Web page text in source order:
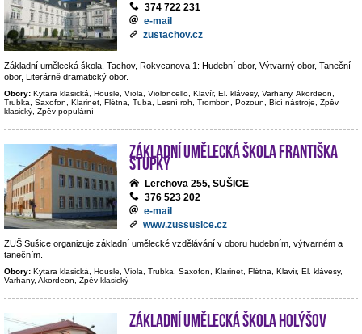
374 722 231
e-mail
zustachov.cz
Základní umělecká škola, Tachov, Rokycanova 1: Hudební obor, Výtvarný obor, Taneční
obor, Literárně dramatický obor.
Obory: Kytara klasická, Housle, Viola, Violoncello, Klavír, El. klávesy, Varhany, Akordeon,
Trubka, Saxofon, Klarinet, Flétna, Tuba, Lesní roh, Trombon, Pozoun, Bicí nástroje, Zpěv
klasický, Zpěv populární
Základní umělecká škola Františka
Stupky
Lerchova 255, SUŠICE
376 523 202
e-mail
www.zussusice.cz
ZUŠ Sušice organizuje základní umělecké vzdělávání v oboru hudebním, výtvarném a
tanečním.
Obory: Kytara klasická, Housle, Viola, Trubka, Saxofon, Klarinet, Flétna, Klavír, El. klávesy,
Varhany, Akordeon, Zpěv klasický
Základní umělecká škola Holýšov